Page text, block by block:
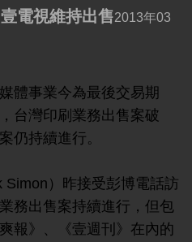
電視維持出售2013年03
體事業今為最後交易期
台灣印刷業務出售案破
仍持續進行。
）昨接受彭博電話訪
務出售案持續進行，但包
報》、《壹週刊》在內的